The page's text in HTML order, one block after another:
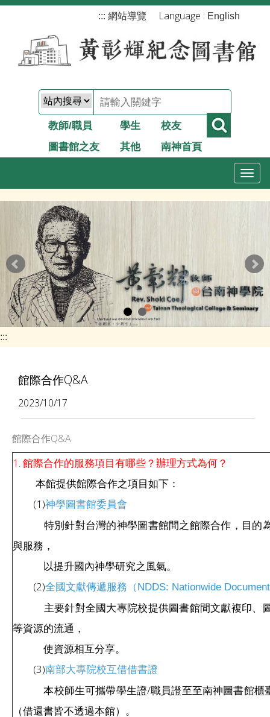
跳
::: 網站導覽 Language : English
教師/職員 學生
校友
圖書館之友
其他 南神首頁
T
l
e
n
a
:::
館際合作Q&A
2023/10/17
館際合作Q&A
1. 館際合作的服務項目有哪些？辦理方式為何？
本館提供館際合作之項目如下：
(1)神學圖書館委員會
特別針對台灣的神學圖書館間之館際合作，目的為
與服務，
以提升國內神學研究之風氣。
(2)全國文獻傳遞服務（NDDS: Nationwide
主要針對全國大專院校提供圖書館間文獻複印、圖
等資源的流通，
使資源相互分享。
(3)南部大專院校互借借書證
本校師生可攜帶學生證/職員證至至南神圖書館櫃臺
（借還書皆不透過本館）。